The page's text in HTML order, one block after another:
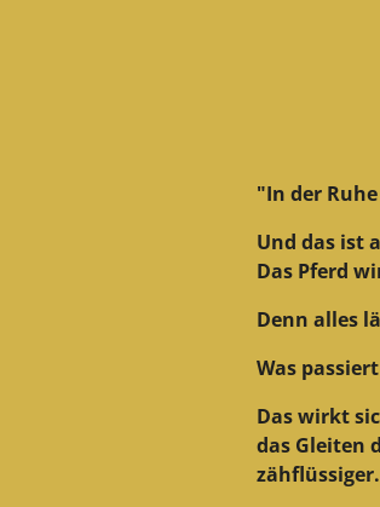
"In der
Und das ist
Das Pferd
Denn alles
Was
Das wirkt
das Gleiten
zähflüssiger.